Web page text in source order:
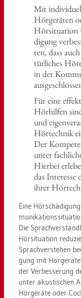
Mit
Hör­ge­rä­ten
Hör­si­tua­ti­on
di­gung
ten, dass
tür­li­ches
in der
Für eine
Hör­hil­fen
und
Hör­tech­nik
Der
unter
Hier­bei
das
ihrer
Eine
Die
Hör­si­tua­ti­on
Sprach­ver­ste­hen
gung mit
der Ver­bes­se­rung
unter akus­ti­schen
Hör­ge­rä­te oder